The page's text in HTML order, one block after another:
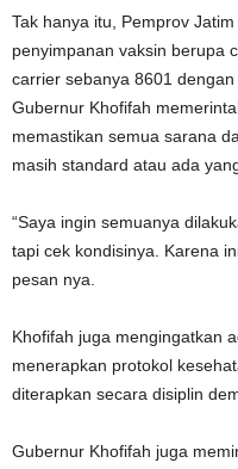
Tak hanya itu, Pemprov
penyimpanan vaksin berupa
carrier sebanya 8601
Gubernur Khofifah
memastikan semua sarana
masih standard atau ada
“Saya ingin semuanya
tapi cek kondisinya. Karena
pesan nya.
Khofifah juga mengingatkan
menerapkan protokol
diterapkan secara disiplin
Gubernur Khofifah juga